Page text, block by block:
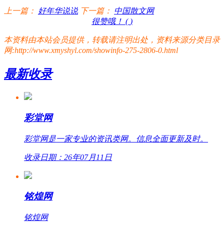
上一篇： 好年华说说 下一篇： 中国散文网
很赞哦！ ( )
本资料由本站会员提供，转载请注明出处，资料来源分类目录
网:http://www.xmyshyl.com/showinfo-275-2806-0.html
最新收录
彩堂网
彩堂网是一家专业的资讯类网。信息全面更新及时。
收录日期：26年07月11日
铭煌网
铭煌网